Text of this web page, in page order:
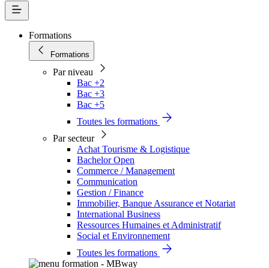
Formations
Formations
Par niveau
Bac +2
Bac +3
Bac +5
Toutes les formations
Par secteur
Achat Tourisme & Logistique
Bachelor Open
Commerce / Management
Communication
Gestion / Finance
Immobilier, Banque Assurance et Notariat
International Business
Ressources Humaines et Administratif
Social et Environnement
Toutes les formations